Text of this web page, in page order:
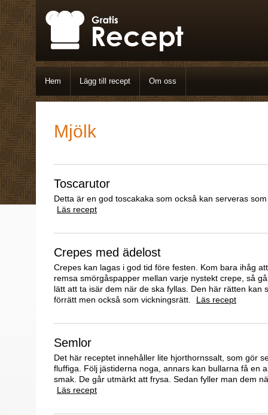
Hem Lägg till recept Om oss
Mjölk
Toscarutor
Detta är en god toscakaka som också kan serveras
Läs recept
Crepes med ädelost
Crepes kan lagas i god tid före festen. Kom bara ihåg
remsa smörgåspapper mellan varje nystekt crepe, så
lätt att ta isär dem när de ska fyllas. Den här rätten kan
förrätt men också som vickningsrätt.
Läs recept
Semlor
Det här receptet innehåller lite hjorthornssalt, som gör
fluffiga. Följ jästiderna noga, annars kan bullarna få en
smak. De går utmärkt att frysa. Sedan fyller man dem
Läs recept